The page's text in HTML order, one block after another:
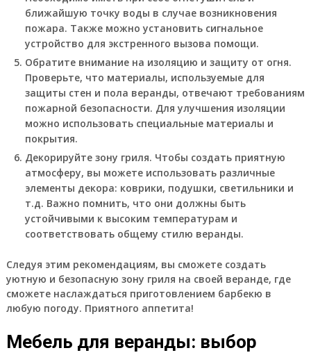
ближайшую точку воды в случае возникновения
пожара. Также можно установить сигнальное
устройство для экстренного вызова помощи.
Обратите внимание на изоляцию и защиту от огня.
Проверьте, что материалы, используемые для
защиты стен и пола веранды, отвечают требованиям
пожарной безопасности. Для улучшения изоляции
можно использовать специальные материалы и
покрытия.
Декорируйте зону гриля. Чтобы создать приятную
атмосферу, вы можете использовать различные
элементы декора: коврики, подушки, светильники и
т.д. Важно помнить, что они должны быть
устойчивыми к высоким температурам и
соответствовать общему стилю веранды.
Следуя этим рекомендациям, вы сможете создать
уютную и безопасную зону гриля на своей веранде, где
сможете наслаждаться приготовлением барбекю в
любую погоду. Приятного аппетита!
Мебель для веранды: выбор